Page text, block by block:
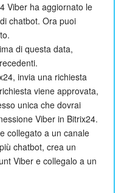
Viber ha aggiornato le
chatbot. Ora puoi
di questa data,
invia una richiesta
viene approvata,
unica che dovrai
Viber in Bitrix24.
collegato a un canale
chatbot, crea un
Viber e collegalo a un